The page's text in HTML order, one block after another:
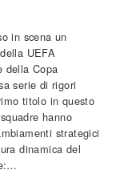
in scena un
UEFA
della Copa
serie di rigori
titolo in questo
hanno
strategici
dinamica del